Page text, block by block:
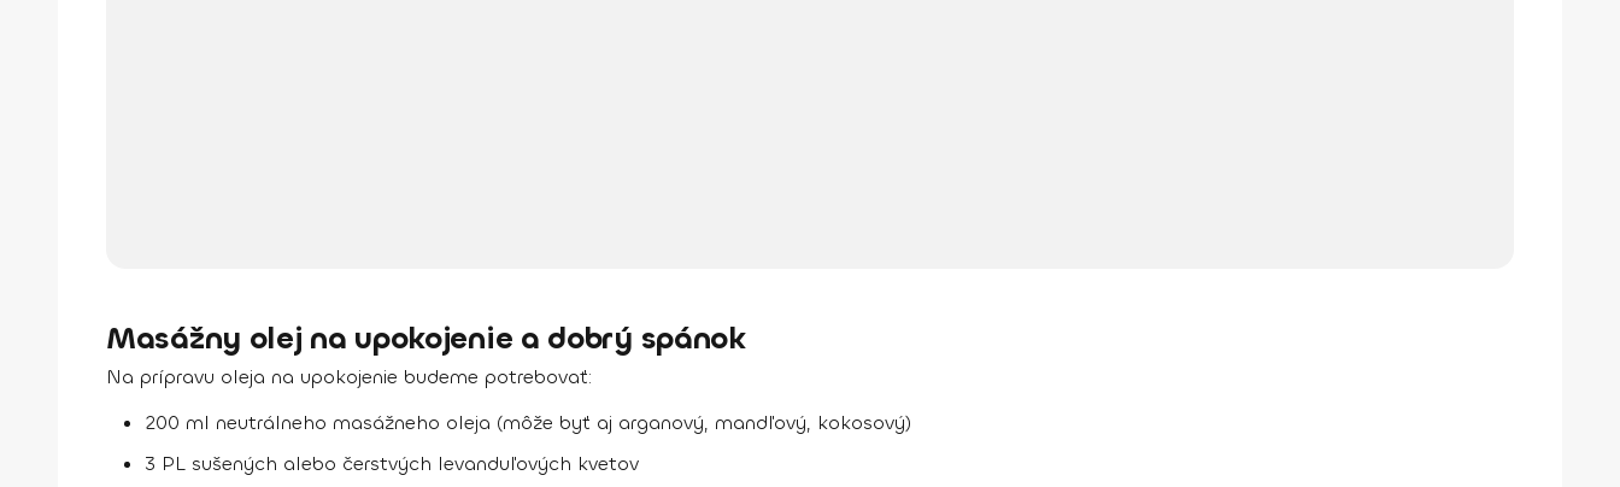
Masážny olej na upokojenie a dobrý spánok
Na prípravu oleja na upokojenie budeme potrebovať:
200 ml neutrálneho masážneho oleja (môže byť aj arganový, mandľový, kokosový)
3 PL sušených alebo čerstvých levanduľových kvetov